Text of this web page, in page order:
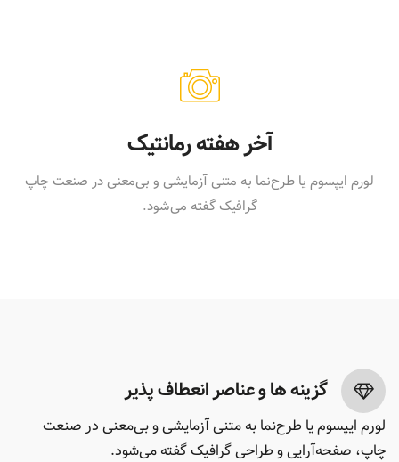
آخر هفته رمانتیک
لورم ایپسوم یا طرح‌نما به متنی آزمایشی و بی‌معنی در صنعت چاپ
گرافیک گفته می‌شود.
گزینه ها و عناصر انعطاف پذیر
لورم ایپسوم یا طرح‌نما به متنی آزمایشی و بی‌معنی در صنعت
چاپ، صفحه‌آرایی و طراحی گرافیک گفته می‌شود.